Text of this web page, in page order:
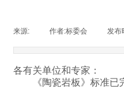
来源: 作者:标委会 发布
各有关单位和专家：
《陶瓷岩板》标准已